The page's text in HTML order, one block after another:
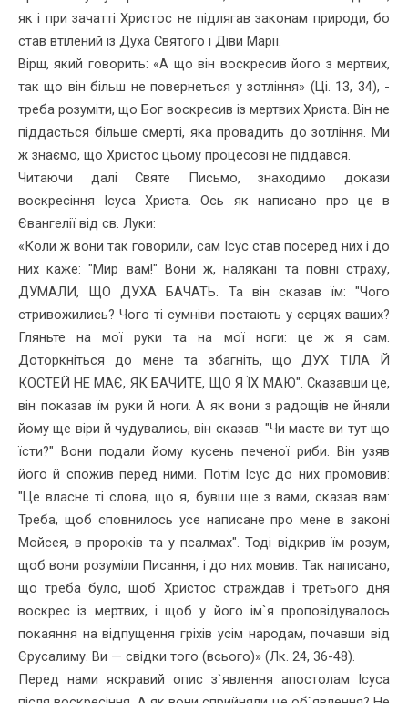
як і при зачатті Христос не підлягав законам природи, бо
став втілений із Духа Свя­того і Діви Марії.
Вірш, який говорить: «А що він воскресив його з мертвих,
так що він більш не повернеться у зотління» (Ці. 13, 34), -
треба розуміти, що Бог воскресив із мертвих Христа. Він не
піддасться більше смер­ті, яка провадить до зотління. Ми
ж знаємо, що Христос цьому про­цесові не піддався.
Читаючи далі Святе Письмо, знаходимо докази
воскресіння Ісуса Христа. Ось як написано про це в
Євангелії від св. Луки:
«Коли ж вони так говорили, сам Ісус став посеред них і до
них каже: "Мир вам!" Вони ж, налякані та повні страху,
ДУМАЛИ, ЩО ДУХА БАЧАТЬ. Та він сказав їм: "Чого
стривожились? Чого ті сум­ніви постають у серцях ваших?
Гляньте на мої руки та на мої ноги: це ж я сам.
Доторкніться до мене та збагніть, що ДУХ ТІЛА Й
КОСТЕЙ НЕ МАЄ, ЯК БАЧИТЕ, ЩО Я ЇХ МАЮ". Сказавши це,
він показав їм руки й ноги. А як вони з радощів не йняли
йому ще віри й чудувались, він сказав: "Чи маєте ви тут що
їсти?" Вони подали йому кусень печеної риби. Він узяв
його й спожив перед ними. Потім Ісус до них промовив:
"Це власне ті слова, що я, бувши ще з вами, сказав вам:
Треба, щоб сповнилось усе написане про мене в законі
Мойсея, в пророків та у псалмах". Тоді відкрив їм розум,
щоб вони розуміли Писання, і до них мовив: Так написано,
що треба було, щоб Христос страждав і третього дня
воскрес із мертвих, і щоб у його ім`я проповідувалось
покаяння на відпущення гріхів усім народам, почавши від
Єрусалиму. Ви — свідки того (всього)» (Лк. 24, 36-48).
Перед нами яскравий опис з`явлення апостолам Ісуса